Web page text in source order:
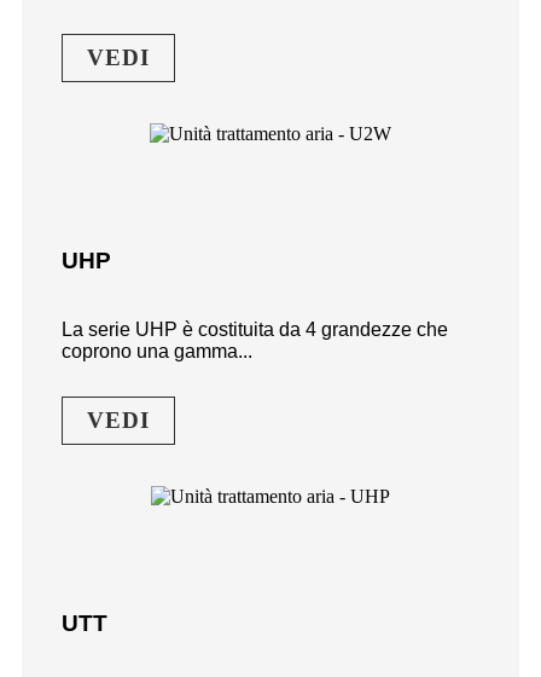
VEDI
UHP
La serie UHP è costituita da 4 grandezze che
coprono una gamma...
VEDI
UTT